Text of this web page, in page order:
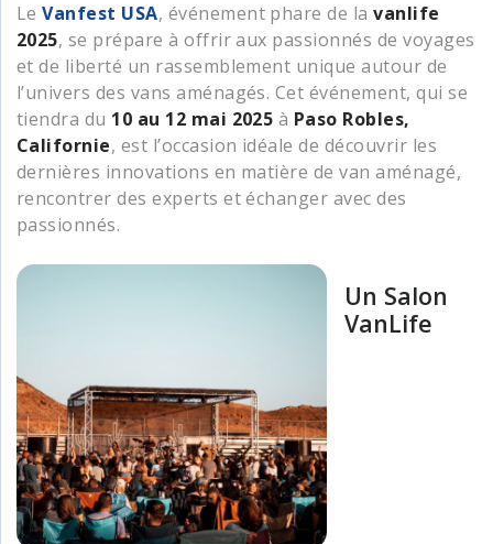
LeVanfest USA, événement phare de lavanlife
2025, se prépare à offrir aux passionnés de voyages
et de liberté un rassemblement unique autour de
l’univers des vans aménagés. Cet événement, qui se
tiendra du 10 au 12 mai 2025 à Paso Robles,
Californie, est l’occasion idéale de découvrir les
dernières innovations en matière de van aménagé,
rencontrer des experts et échanger avec des
passionnés.
Un Salon
VanLife